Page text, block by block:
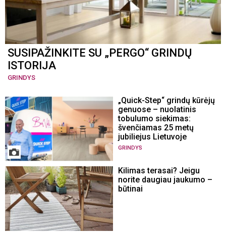
SUSIPAŽINKITE SU „PERGO“ GRINDŲ
ISTORIJA
GRINDYS
„Quick-Step“ grindų kūrėjų
genuose – nuolatinis
tobulumo siekimas:
švenčiamas 25 metų
jubiliejus Lietuvoje
GRINDYS
Kilimas terasai? Jeigu
norite daugiau jaukumo –
būtinai